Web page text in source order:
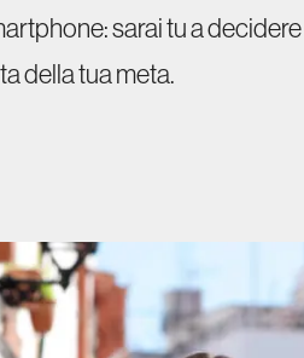
sarai tu a
della tua meta.